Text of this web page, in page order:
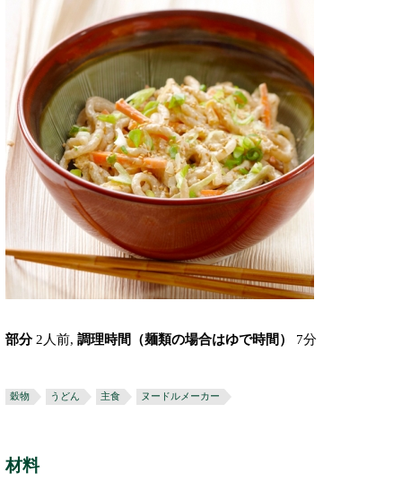
部分 2人前, 調理時間（麺類の場合はゆで時間） 7分
穀物 うどん 主食 ヌードルメーカー
材料